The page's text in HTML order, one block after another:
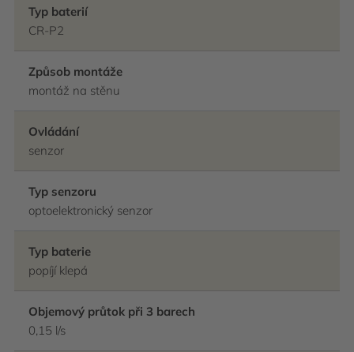
Typ baterií
CR-P2
Způsob montáže
montáž na stěnu
Ovládání
senzor
Typ senzoru
optoelektronický senzor
Typ baterie
popíjí klepá
Objemový průtok při 3 barech
0,15 l/s